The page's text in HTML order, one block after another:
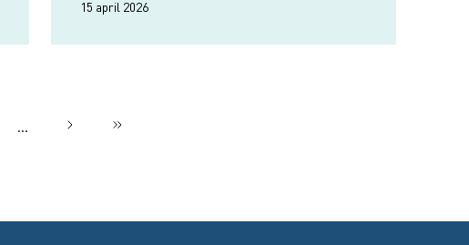
politiker, tjänstepersoner och studenter.
15 april 2026
… Nästa sida
›› Sista sidan